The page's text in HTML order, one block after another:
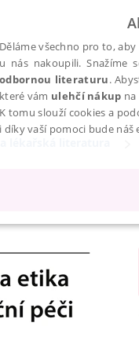
Děláme všechno pro to,
u nás nakoupili. Snažíme
odbornou literaturu.
které vám ulehčí nákup
K tomu slouží cookies a
i díky vaší pomoci bude náš
webových stránek, jako